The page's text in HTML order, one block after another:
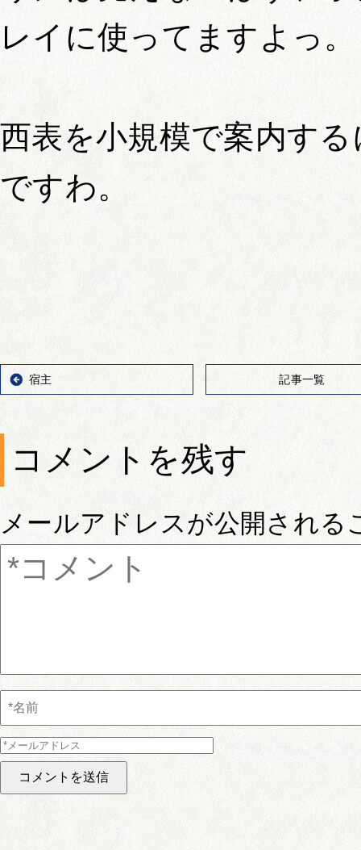
レイに使ってますよっ。
西表を小規模で案内す
ですわ。
宿主 記事一覧
コメントを残す
メールアドレスが公開される